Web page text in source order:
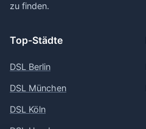
zu finden.
Top-Städte
DSL Berlin
DSL München
DSL Köln